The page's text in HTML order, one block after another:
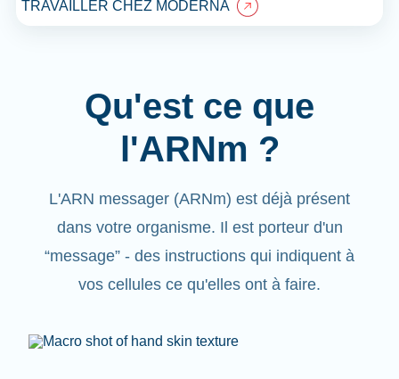
TRAVAILLER CHEZ MODERNA
Qu'est ce que
l'ARNm ?
L'ARN messager (ARNm) est déjà présent
dans votre organisme. Il est porteur d'un
“message” - des instructions qui indiquent à
vos cellules ce qu'elles ont à faire.